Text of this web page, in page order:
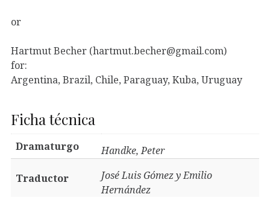
or
Hartmut Becher (hartmut.becher@gmail.com)
for:
Argentina, Brazil, Chile, Paraguay, Kuba, Uruguay
Ficha técnica
Dramaturgo Handke, Peter
Traductor
José Luis Gómez y Emilio
Hernández